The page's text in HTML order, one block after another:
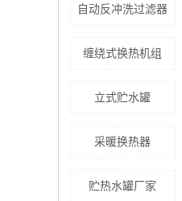
自动反冲洗过滤器
缠绕式换热机组
立式贮水罐
采暖换热器
贮热水罐厂家